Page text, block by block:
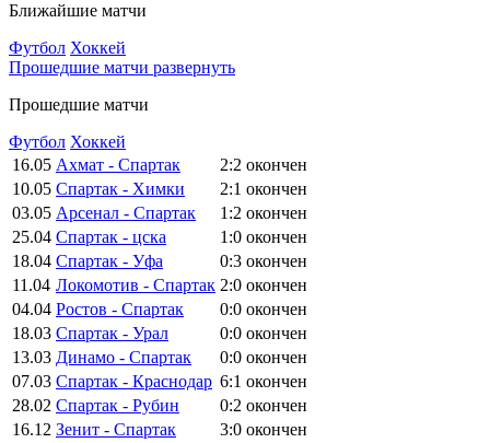
Ближайшие матчи
Футбол Хоккей
Прошедшие матчи развернуть
Прошедшие матчи
Футбол Хоккей
16.05 Ахмат - Спартак 2:2 окончен
10.05 Спартак - Химки 2:1 окончен
03.05 Арсенал - Спартак 1:2 окончен
25.04 Спартак - цска 1:0 окончен
18.04 Спартак - Уфа 0:3 окончен
11.04 Локомотив - Спартак 2:0 окончен
04.04 Ростов - Спартак 0:0 окончен
18.03 Спартак - Урал 0:0 окончен
13.03 Динамо - Спартак 0:0 окончен
07.03 Спартак - Краснодар 6:1 окончен
28.02 Спартак - Рубин 0:2 окончен
16.12 Зенит - Спартак 3:0 окончен